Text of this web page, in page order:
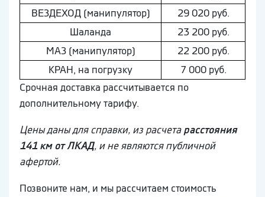
ВEЗДEХОД (манипулятор)
29 020 руб.
Шaлaнда
23 200 руб.
МAЗ (манипулятор)
22 200 руб.
КРАН, на погрузку
7 000 руб.
Срочная доставка рассчитывается по
дополнительному тарифу.
Цены даны для справки, из расчетарасстояния
141 км от ЛКАД, и не являются публичной
афертой.
Позвоните нам, и мы рассчитаем стоимость